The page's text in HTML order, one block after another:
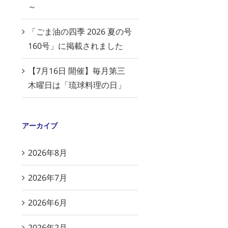
～
「ごま油の四季 2026 夏の号
160号」に掲載されました
【7月16日 開催】毎月第三
木曜日は「琉球料理の日」
アーカイブ
2026年8月
2026年7月
2026年6月